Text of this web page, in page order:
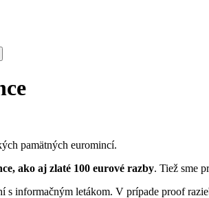
pamätných euromincí.
ako aj zlaté 100 eurové razby. Tiež sme
s informačným letákom. V prípade proof